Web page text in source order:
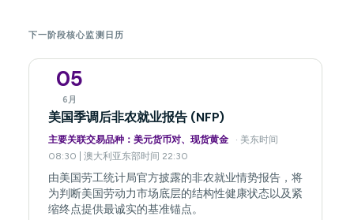
下一阶段核心监测日历
05
6月
美国季调后非农就业报告 (NFP)
主要关联交易品种：美元货币对、现货黄金
· 美东时间
08:30 | 澳大利亚东部时间 22:30
由美国劳工统计局官方披露的非农就业情势报告，将
为判断美国劳动力市场底层的结构性健康状态以及紧
缩终点提供最诚实的基准锚点。